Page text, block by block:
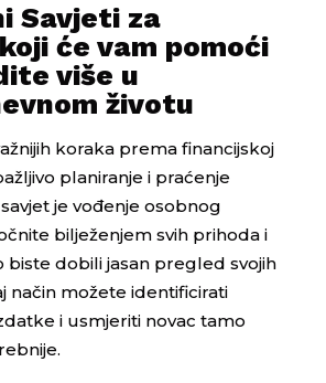
Savjeti za
će vam pomoći
više u
životu
koraka prema financijskoj
planiranje i praćenje
je vođenje osobnog
bilježenjem svih prihoda i
biste dobili jasan pregled svojih
način možete identificirati
i usmjeriti novac tamo